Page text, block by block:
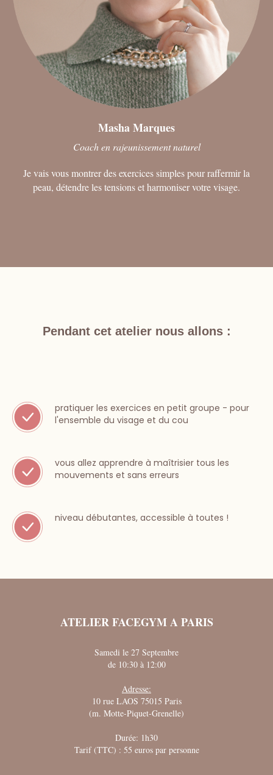
Masha Marques
Coach en rajeunissement naturel
Je vais vous montrer des exercices simples pour raffermir la
peau, détendre les tensions et harmoniser votre visage.
Pendant cet atelier nous allons :
pratiquer les exercices en petit groupe - pour
l'ensemble du visage et du cou
vous allez apprendre à maîtrisier tous les
mouvements et sans erreurs
niveau débutantes, accessible à toutes !
ATELIER FACEGYM A PARIS
Samedi le 27 Septembre
de 10:30 à 12:00
Adresse:
10 rue LAOS 75015 Paris
(m. Motte-Piquet-Grenelle)
Durée: 1h30
Tarif (TTC) : 55 euros par personne